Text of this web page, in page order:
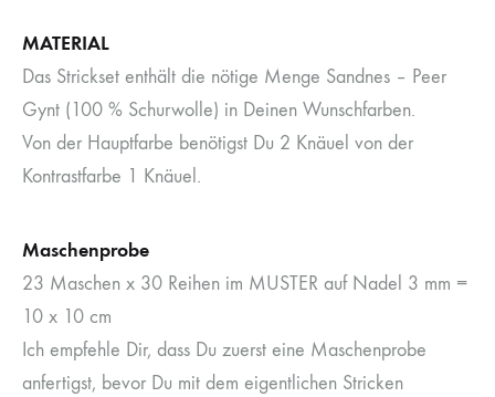
MATERIAL
Das Strickset enthält die nötige Menge Sandnes – Peer
Gynt (100 % Schurwolle) in Deinen Wunschfarben.
Von der Hauptfarbe benötigst Du 2 Knäuel von der
Kontrastfarbe 1 Knäuel.
Maschenprobe
23 Maschen x 30 Reihen im MUSTER auf Nadel 3 mm =
10 x 10 cm
Ich empfehle Dir, dass Du zuerst eine Maschenprobe
anfertigst, bevor Du mit dem eigentlichen Stricken